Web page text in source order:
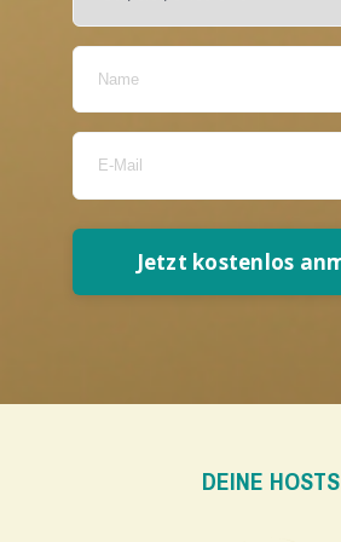
Jetzt kostenlos
DEINE HOSTS